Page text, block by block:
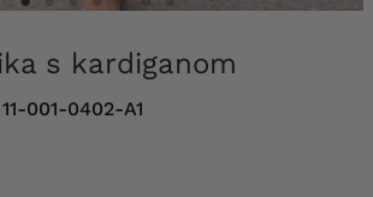
s kardiganom
11-001-0402-A1